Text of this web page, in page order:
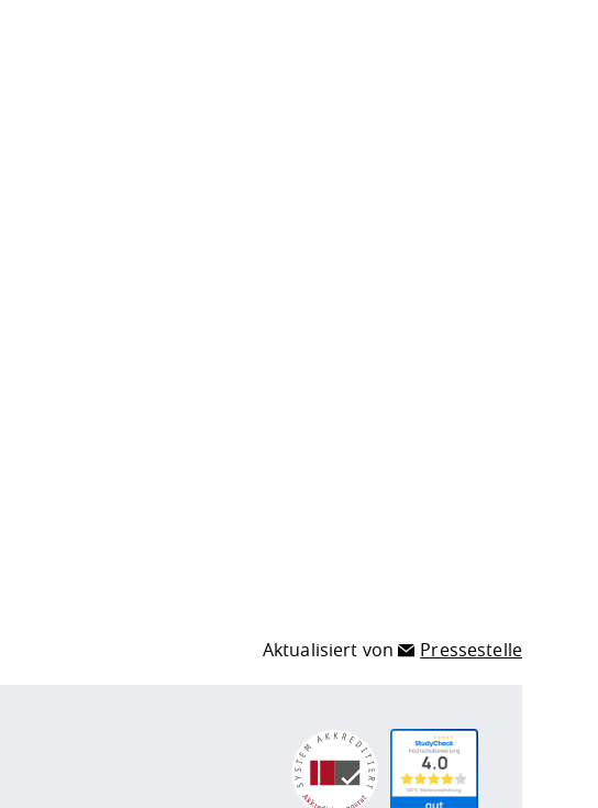
Aktualisiert von Pressestelle